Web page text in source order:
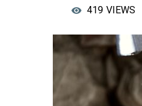
419 VIEWS